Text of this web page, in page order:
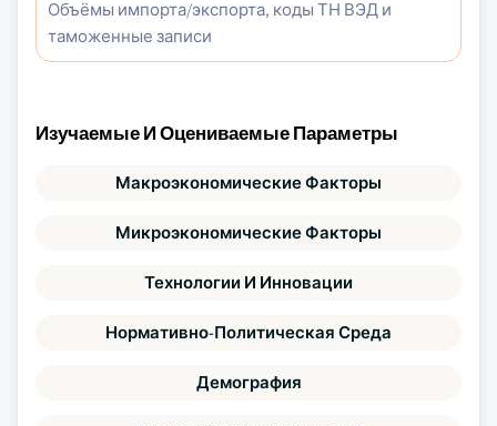
Объёмы импорта/экспорта, коды ТН ВЭД и
таможенные записи
Изучаемые И Оцениваемые Параметры
Макроэкономические Факторы
Микроэкономические Факторы
Технологии И Инновации
Нормативно-Политическая Среда
Демография